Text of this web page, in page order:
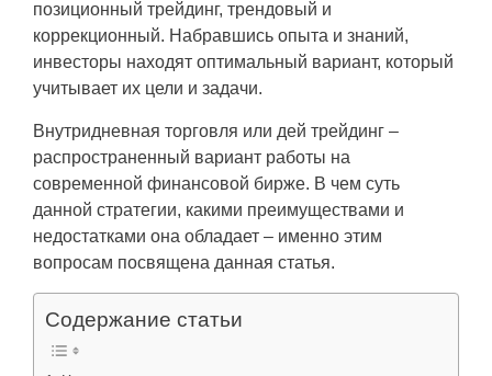
позиционный трейдинг, трендовый и
коррекционный. Набравшись опыта и знаний,
инвесторы находят оптимальный вариант, который
учитывает их цели и задачи.
Внутридневная торговля или дей трейдинг –
распространенный вариант работы на
современной финансовой бирже. В чем суть
данной стратегии, какими преимуществами и
недостатками она обладает – именно этим
вопросам посвящена данная статья.
Содержание статьи